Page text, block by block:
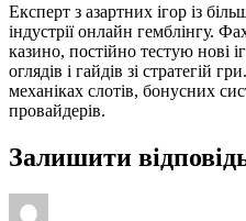
Експерт з азартних ігор із
індустрії онлайн гемблінгу.
казино, постійно тестую нові
оглядів і гайдів зі стратегій
механіках слотів, бонусних
провайдерів.
Залишити